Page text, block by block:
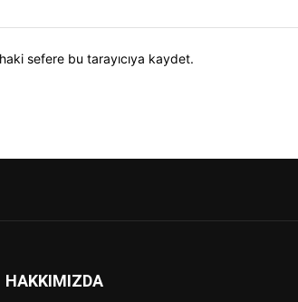
sefere bu tarayıcıya kaydet.
HAKKIMIZDA